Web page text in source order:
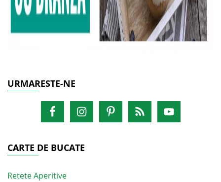
URMARESTE-NE
CARTE DE BUCATE
Retete Aperitive